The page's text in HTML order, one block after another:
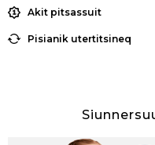
Akit pitsassuit
Pisianik utertitsineq